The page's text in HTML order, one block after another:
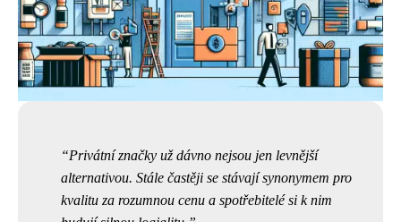
Privátní značky už dávno nejsou jen levnější
alternativou. Stále častěji se stávají synonymem pro
kvalitu za rozumnou cenu a spotřebitelé si k nim